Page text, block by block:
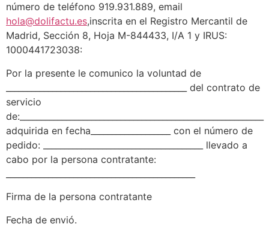
número de teléfono 919.931.889, email
hola@dolifactu.es,inscrita en el Registro Mercantil de
Madrid, Sección 8, Hoja M-844433, I/A 1 y IRUS:
1000441723038:
Por la presente le comunico la voluntad de
___________________________________________ del contrato de
servicio
de:__________________________________________________________
adquirida en fecha___________________ con el número de
pedido: ______________________________________ llevado a
cabo por la persona contratante:
Firma de la persona contratante
Fecha de envió.